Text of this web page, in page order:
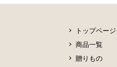
トップページ
商品一覧
贈りもの